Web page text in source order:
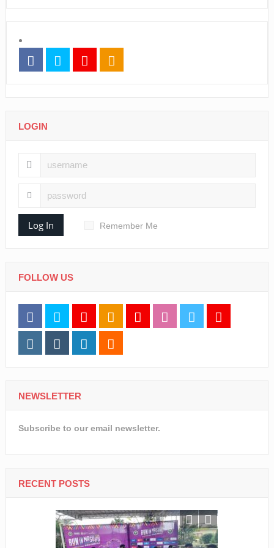
LOGIN
Log In Remember Me
FOLLOW US
NEWSLETTER
Subscribe to our email newsletter.
RECENT POSTS